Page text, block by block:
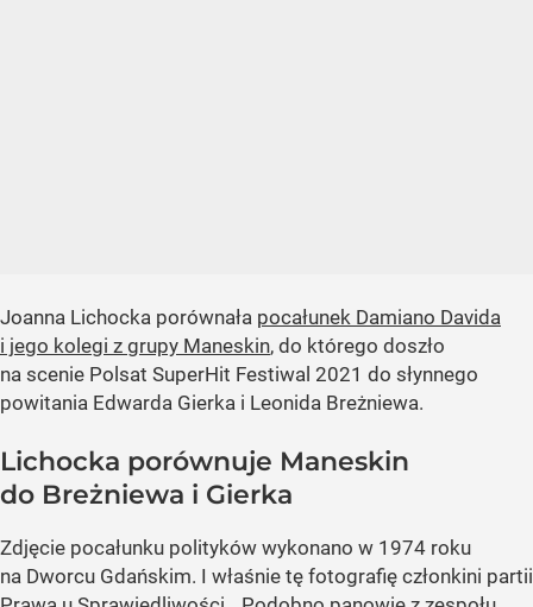
Joanna Lichocka porównała pocałunek Damiano Davida
i jego kolegi z grupy Maneskin, do którego doszło
na scenie Polsat SuperHit Festiwal 2021 do słynnego
powitania Edwarda Gierka i Leonida Breżniewa.
Lichocka porównuje Maneskin
do Breżniewa i Gierka
Zdjęcie pocałunku polityków wykonano w 1974 roku
na Dworcu Gdańskim. I właśnie tę fotografię członkini partii